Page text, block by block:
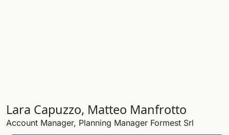
Lara Capuzzo, Matteo Manfrotto
Account Manager, Planning Manager Formest Srl